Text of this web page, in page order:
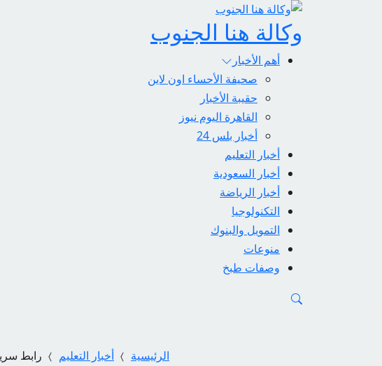
وكالة هنا الجنوب
أهم الأخبار
صحيفة الأحساء اون لاين
حقيبة الأخبار
القاهرة اليوم نيوز
أخبار بلس 24
أخبار التعليم
أخبار السعودية
أخبار الرياضة
التكنولوجيا
التمويل والبنوك
منوعات
وصفات طبخ
الرئيسية أخبار التعليم